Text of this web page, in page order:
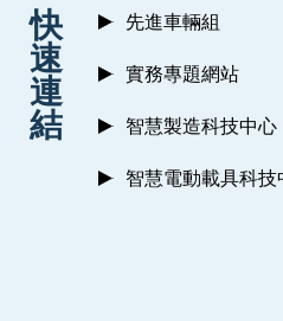
快
速
連
結
先進車輛組
實務專題網站
智慧製造科技中心
智慧電動載具科技